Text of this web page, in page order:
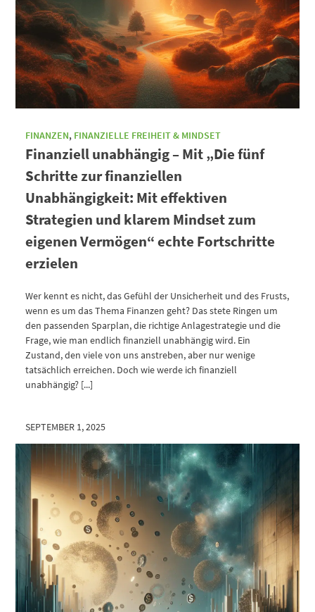
FINANZEN, FINANZIELLE FREIHEIT & MINDSET
Finanziell unabhängig – Mit „Die fünf
Schritte zur finanziellen
Unabhängigkeit: Mit effektiven
Strategien und klarem Mindset zum
eigenen Vermögen“ echte Fortschritte
erzielen
Wer kennt es nicht, das Gefühl der Unsicherheit und des Frusts,
wenn es um das Thema Finanzen geht? Das stete Ringen um
den passenden Sparplan, die richtige Anlagestrategie und die
Frage, wie man endlich finanziell unabhängig wird. Ein
Zustand, den viele von uns anstreben, aber nur wenige
tatsächlich erreichen. Doch wie werde ich finanziell
unabhängig? [...]
SEPTEMBER 1, 2025